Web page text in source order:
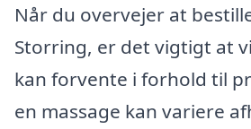
Når du overvejer at
Storring, er det vigtigt at
kan forvente i forhold til
en massage kan variere